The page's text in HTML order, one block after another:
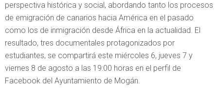
perspectiva histórica y social, abordando tanto los procesos
de emigración de canarios hacia América en el pasado
como los de inmigración desde África en la actualidad. El
resultado, tres documentales protagonizados por
estudiantes, se compartirá este miércoles 6, jueves 7 y
viernes 8 de agosto a las 19:00 horas en el perfil de
Facebook del Ayuntamiento de Mogán.